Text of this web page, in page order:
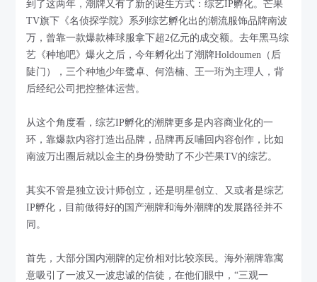
到了这两年，潮牌又有了新的诞生方式：综艺IP孵化。芒果
TV旗下《名侦探学院》系列综艺孵化出的潮流服饰品牌南波
万，曾靠一款爆款棒球服拿下超2亿元的成交额。去年黑马综
艺《种地吧》爆火之后，今年孵化出了潮牌Holdoumen（后
陡门），三个种地少年鹭卓、何浩楠、王一珩为主理人，背
后经纪公司把控整体运营。
从这个角度看，综艺IP孵化的潮牌更多是内容商业化的一
环，靠爆款内容打造出品牌，品牌再反哺回内容创作，比如
南波万出圈后就以金主的身份赞助了不少芒果TV的综艺。
其实不管是独立设计师创立，还是明星创立、又或者是综艺
IP孵化，目前做得好的国产潮牌和海外潮牌的发展路径并不
同。
首先，大部分国内潮牌的定价相对比较亲民。海外潮牌靠寓
意吸引了一波又一波忠诚的信徒，在他们眼中，“三观一